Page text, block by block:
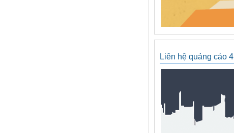
Liên hệ quảng cáo 4